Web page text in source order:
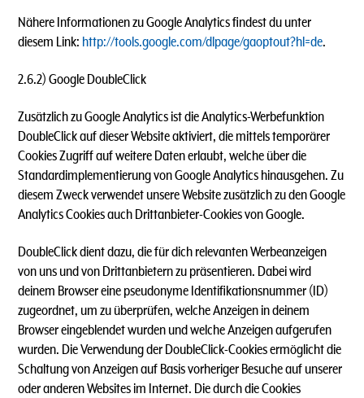
Nähere Informationen zu Google Analytics findest du unter
diesem Link: http://tools.google.com/dlpage/gaoptout?hl=de.
2.6.2) Google DoubleClick
Zusätzlich zu Google Analytics ist die Analytics-Werbefunktion
DoubleClick auf dieser Website aktiviert, die mittels temporärer
Cookies Zugriff auf weitere Daten erlaubt, welche über die
Standardimplementierung von Google Analytics hinausgehen. Zu
diesem Zweck verwendet unsere Website zusätzlich zu den Google
Analytics Cookies auch Drittanbieter-Cookies von Google.
DoubleClick dient dazu, die für dich relevanten Werbeanzeigen
von uns und von Drittanbietern zu präsentieren. Dabei wird
deinem Browser eine pseudonyme Identifikationsnummer (ID)
zugeordnet, um zu überprüfen, welche Anzeigen in deinem
Browser eingeblendet wurden und welche Anzeigen aufgerufen
wurden. Die Verwendung der DoubleClick-Cookies ermöglicht die
Schaltung von Anzeigen auf Basis vorheriger Besuche auf unserer
oder anderen Websites im Internet. Die durch die Cookies